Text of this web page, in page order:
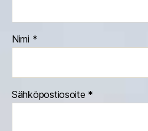
Nimi *
Sähköpostiosoite *